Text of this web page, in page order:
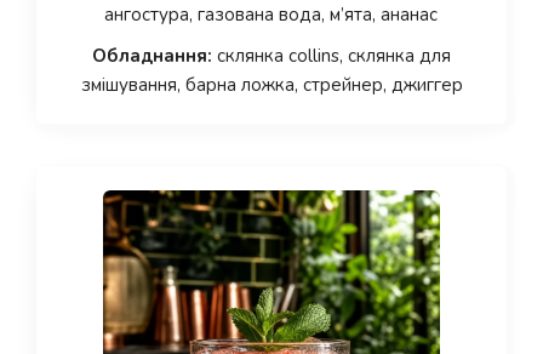
ангостура, газована вода, м’ята, ананас
Обладнання: склянка collins, склянка для
змішування, барна ложка, стрейнер, джиггер